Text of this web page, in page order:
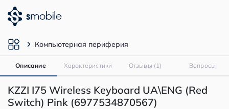
Компьютерная периферия
Описание Характеристики Отзывы (1) Вопросы
KZZI I75 Wireless Keyboard UA\ENG (Red
Switch) Pink (6977534870567)